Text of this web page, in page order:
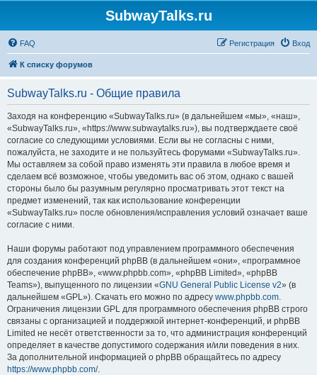
SubwayTalks.ru
FAQ Вход
Регистрация
К списку форумов
SubwayTalks.ru - Общие правила
Заходя на конференцию «SubwayTalks.ru» (в дальнейшем «мы», «наш»,
«SubwayTalks.ru», «https://www.subwaytalks.ru»), вы подтверждаете своё
согласие со следующими условиями. Если вы не согласны с ними,
пожалуйста, не заходите и не пользуйтесь форумами «SubwayTalks.ru».
Мы оставляем за собой право изменять эти правила в любое время и
сделаем всё возможное, чтобы уведомить вас об этом, однако с вашей
стороны было бы разумным регулярно просматривать этот текст на
предмет изменений, так как использование конференции
«SubwayTalks.ru» после обновления/исправления условий означает ваше
согласие с ними.
Наши форумы работают под управлением программного обеспечения
для создания конференций phpBB (в дальнейшем «они», «программное
обеспечение phpBB», «www.phpbb.com», «phpBB Limited», «phpBB
Teams»), выпущенного по лицензии «GNU General Public License v2» (в
дальнейшем «GPL»). Скачать его можно по адресу www.phpbb.com.
Ограничения лицензии GPL для программного обеспечения phpBB строго
связаны с организацией и поддержкой интернет-конференций, и phpBB
Limited не несёт ответственности за то, что администрация конференций
определяет в качестве допустимого содержания и/или поведения в них.
За дополнительной информацией о phpBB обращайтесь по адресу
https://www.phpbb.com/.